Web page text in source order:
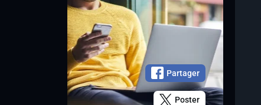
Partager
Poster